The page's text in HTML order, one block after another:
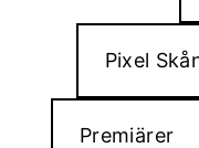
Pixel
Premiärer